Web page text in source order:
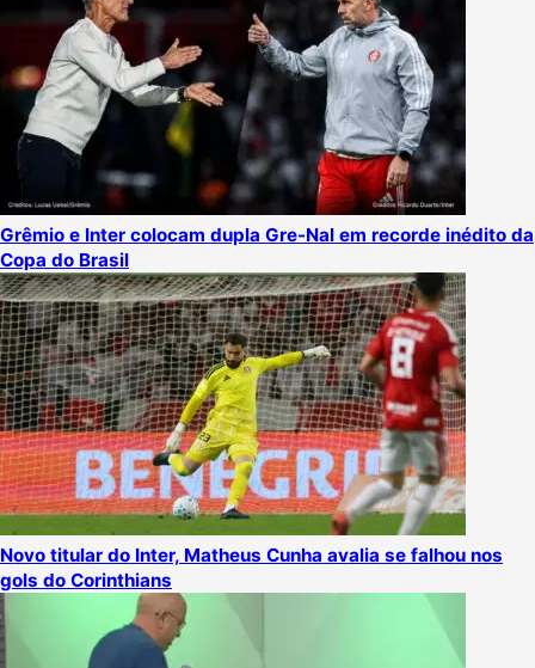
Grêmio e Inter colocam dupla Gre-Nal em recorde inédito da
Copa do Brasil
Novo titular do Inter, Matheus Cunha avalia se falhou nos
gols do Corinthians